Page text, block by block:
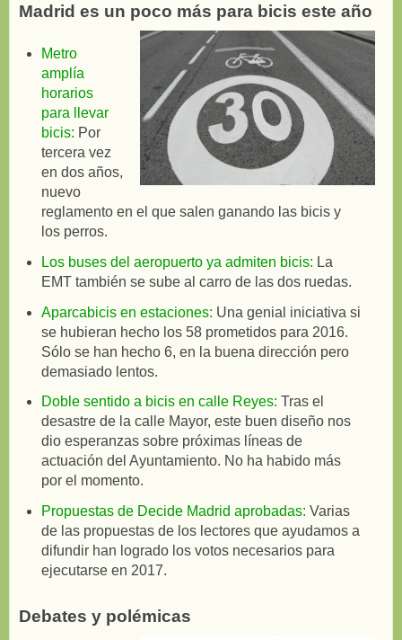
Madrid es un poco más para bicis este año
Metro
amplía
horarios
para llevar
bicis: Por
tercera vez
en dos años,
nuevo
reglamento en el que salen ganando las bicis y
los perros.
Los buses del aeropuerto ya admiten bicis: La
EMT también se sube al carro de las dos ruedas.
Aparcabicis en estaciones: Una genial iniciativa si
se hubieran hecho los 58 prometidos para 2016.
Sólo se han hecho 6, en la buena dirección pero
demasiado lentos.
Doble sentido a bicis en calle Reyes: Tras el
desastre de la calle Mayor, este buen diseño nos
dio esperanzas sobre próximas líneas de
actuación del Ayuntamiento. No ha habido más
por el momento.
Propuestas de Decide Madrid aprobadas: Varias
de las propuestas de los lectores que ayudamos a
difundir han logrado los votos necesarios para
ejecutarse en 2017.
Debates y polémicas